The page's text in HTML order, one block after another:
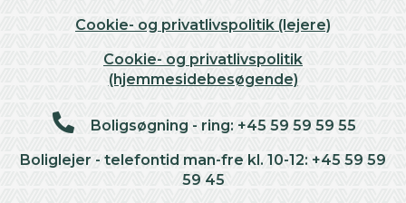
Cookie- og privatlivspolitik (lejere)
Cookie- og privatlivspolitik
(hjemmesidebesøgende)
Boligsøgning - ring: +45 59 59 59 55
Boliglejer - telefontid man-fre kl. 10-12: +45 59 59
59 45